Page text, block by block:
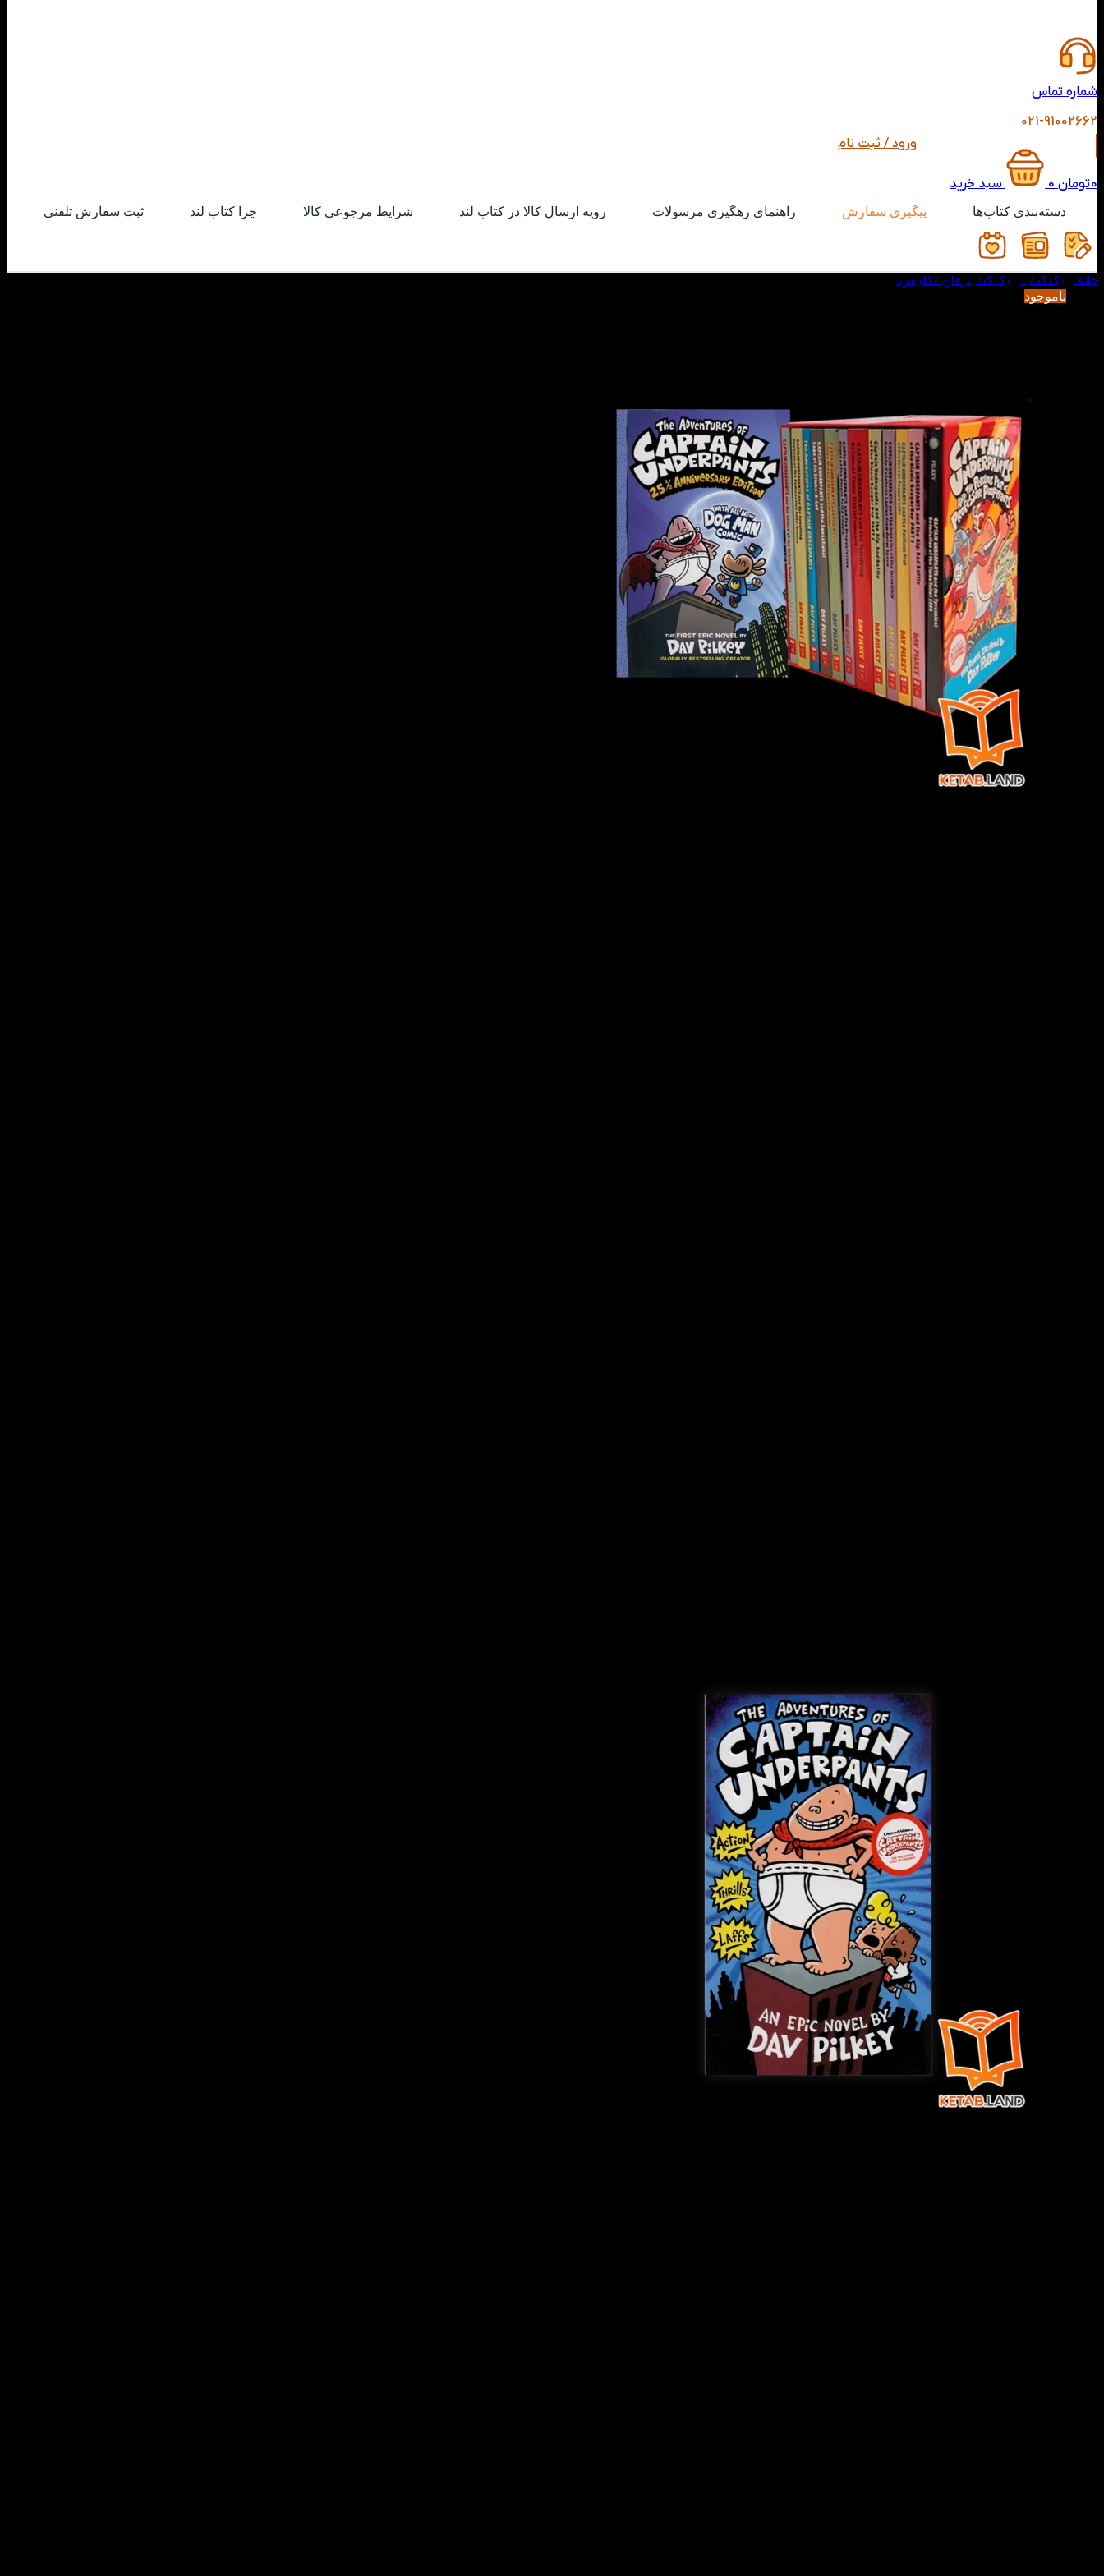
شماره تماس
021-91002662
ورود / ثبت نام
0تومان 0 سبد خرید
دسته‌بندی کتاب‌ها پیگیری سفارش راهنمای رهگیری مرسولات رویه ارسال کالا در کتاب لند شرایط مرجوعی کالا چرا کتاب لند ثبت سفارش تلفنی
خانه پک کتاب پک کتاب رمان انگلیسی
ناموجود